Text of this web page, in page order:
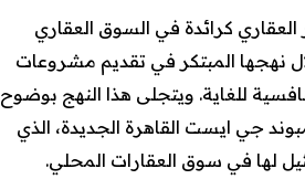
كرائدة في السوق العقاري
نهجها المبتكر في تقديم مشروعات
للغاية. ويتجلى هذا النهج بوضوح
جي ايست القاهرة الجديدة، الذي
لها في سوق العقارات المحلي.